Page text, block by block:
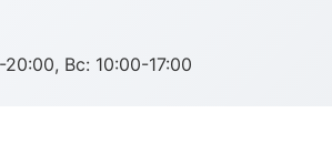
Вс: 10:00-17:00